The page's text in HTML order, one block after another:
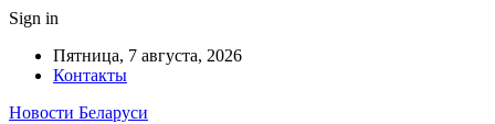
Sign in
Пятница, 7 августа, 2026
Контакты
Новости Беларуси